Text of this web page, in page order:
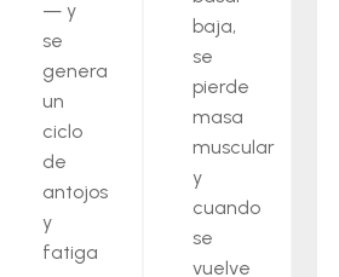
— y
se
genera
un
ciclo
de
antojos
y
fatiga
baja,
se
pierde
masa
muscular
y
cuando
se
vuelve